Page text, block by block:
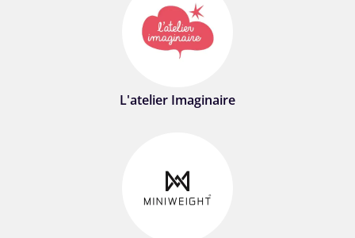
L'atelier Imaginaire